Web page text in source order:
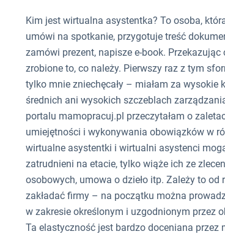
Kim jest wirtualna asystentka? To osoba,
umówi na spotkanie, przygotuje treść
zamówi prezent, napisze e-book.
zrobione to, co należy. Pierwszy raz z tym
tylko mnie zniechęcały – miałam za
średnich ani wysokich szczeblach
portalu mamopracuj.pl przeczytałam o
umiejętności i wykonywania obowiązków w
wirtualne asystentki i wirtualni asystenci
zatrudnieni na etacie, tylko wiąże ich ze
osobowych, umowa o dzieło itp. Zależy to
zakładać firmy – na początku można
w zakresie określonym i uzgodnionym przez
Ta elastyczność jest bardzo doceniana